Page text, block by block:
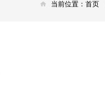
当前位置： 首页